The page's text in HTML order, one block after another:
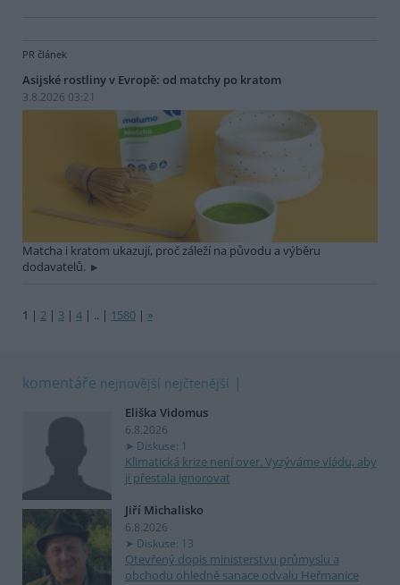
PR článek
Asijské rostliny v Evropě: od matchy po kratom
3.8.2026 03:21
Matcha i kratom ukazují, proč záleží na původu a výběru
dodavatelů.
1 | 2 | 3 | 4 | .. | 1580 | »
komentáře nejnovější nejčtenější
Eliška Vidomus
6.8.2026
Diskuse: 1
Klimatická krize není over. Vyzýváme vládu, aby
ji přestala ignorovat
Jiří Michalisko
6.8.2026
Diskuse: 13
Otevřený dopis ministerstvu průmyslu a
obchodu ohledně sanace odvalu Heřmanice